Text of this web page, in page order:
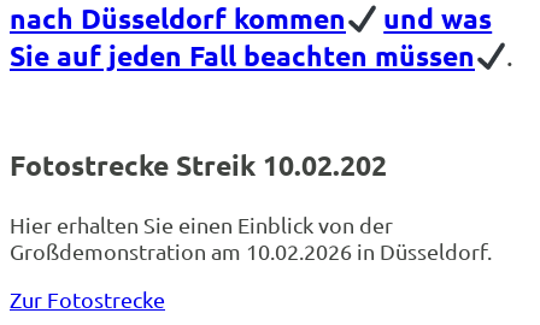
nach Düsseldorf kommen
und was
Sie auf jeden Fall beachten müssen
.
Fotostrecke Streik 10.02.202
Hier erhalten Sie einen Einblick von der
Großdemonstration am 10.02.2026 in Düsseldorf.
Zur Fotostrecke